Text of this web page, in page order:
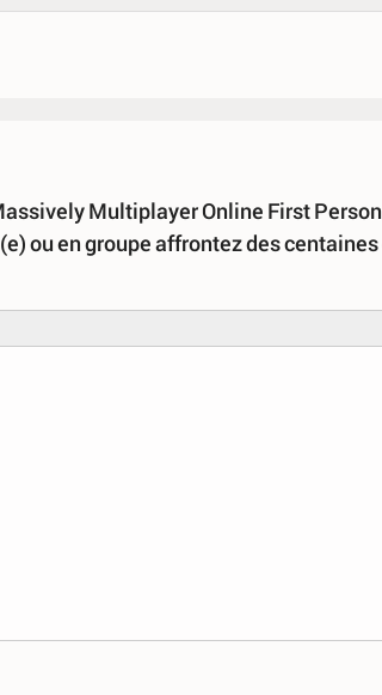
Multiplayer Online First
ou en groupe affrontez des